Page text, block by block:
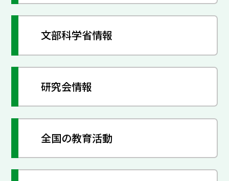
文部科学省情報
研究会情報
全国の教育活動